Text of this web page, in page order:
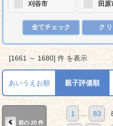
刈谷市 田原
全てチェック ク
[1661 ～ 1680] 件 を表示
あいうえお順 親子評価順
前の 20 件
1 ... 83